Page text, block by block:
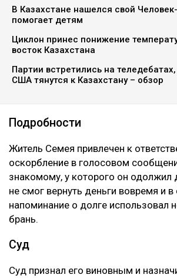
В Казахстане нашелся свой
помогает детям
Циклон принес понижение
восток Казахстана
Партии встретились на
США тянутся к Казахстану – обзор
Подробности
Житель Семея привлечен к
оскорбление в голосовом
знакомому, у которого он одолжил
не смог вернуть деньги вовремя и в
напоминание о долге использовал
брань.
Суд
Суд признал его виновным и